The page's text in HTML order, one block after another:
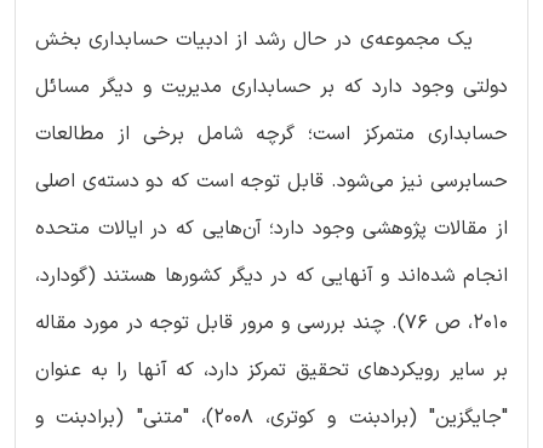
یک مجموعه‌ی در حال رشد از ادبیات حسابداری بخش
دولتی وجود دارد که بر حسابداری مدیریت و دیگر مسائل
حسابداری متمرکز است؛ گرچه شامل برخی از مطالعات
حسابرسی نیز می‌شود. قابل توجه است که دو دسته‌ی اصلی
از مقالات پژوهشی وجود دارد؛ آن‌هایی که در ایالات متحده
انجام شده‌اند و آنهایی که در دیگر کشورها هستند (گودارد،
2010، ص 76). چند بررسی و مرور قابل توجه در مورد مقاله
بر سایر رویکردهای تحقیق تمرکز دارد، که آنها را به عنوان
"جایگزین" (برادبنت و کوتری، 2008)، "متنی" (برادبنت و